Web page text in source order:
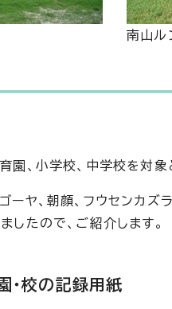
南山ル
園、小学校、中学校を対
ーヤ、朝顔、フウセンカ
したので、ご紹介します。
・校の記録用紙